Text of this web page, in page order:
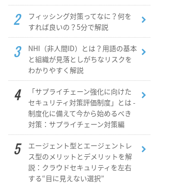
フィッシング対策ってなに？何を
すれば良いの？5分で解説
NHI（非人間ID）とは？用語の基本
と組織が見落としがちなリスクを
わかりやすく解説
「サプライチェーン強化に向けた
セキュリティ対策評価制度」とは -
制度化に備えて今から始めるべき
対策：サプライチェーン対策編
エージェント型とエージェントレ
ス型のメリットとデメリットを解
説：クラウドセキュリティを左右
する“目に見えない選択”